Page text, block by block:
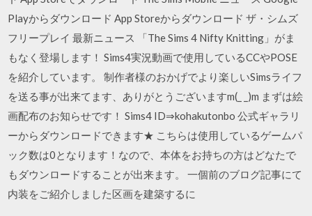
Playからダウンロード App Storeからダウンロード ザ・シムズ
フリープレイ 最新ニュース 「The Sims 4 Nifty Knitting」がま
もなく登場します！ Sims4実況動画で使用しているCCやPOSE
を紹介しています。 制作者様のおかげでより楽しいSimsライフ
を送る事が出来てます、ありがとうございますm(_ _)m まずは絵
画配布のお知らせです！ Sims4 ID⇒kohakutonbo 公式ギャラリ
ーからダウンロードできます★ こちらは使用しているゲームパ
ック数は0となります！なので、本体をお持ちの方はどなたで
もダウンロードすることが出来ます。 一個前のブログ記事にて
内装をご紹介しました区画を建築するに